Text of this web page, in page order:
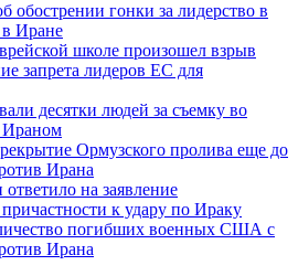
обострении гонки за лидерство в
Иране
школе произошел взрыв
запрета лидеров ЕС для
десятки людей за съемку во
Ираном
Ормузского пролива еще до
Ирана
на заявление
к удару по Ираку
погибших военных США с
Ирана